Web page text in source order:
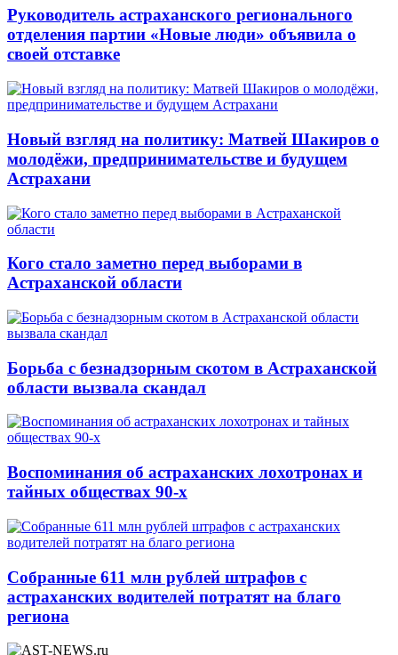
Руководитель астраханского регионального
отделения партии «Новые люди» объявила о
своей отставке
Новый взгляд на политику: Матвей Шакиров о
молодёжи, предпринимательстве и будущем
Астрахани
Кого стало заметно перед выборами в
Астраханской области
Борьба с безнадзорным скотом в Астраханской
области вызвала скандал
Воспоминания об астраханских лохотронах и
тайных обществах 90-х
Собранные 611 млн рублей штрафов с
астраханских водителей потратят на благо
региона